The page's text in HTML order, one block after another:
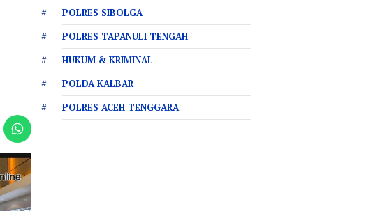
POLRES SIBOLGA
POLRES TAPANULI TENGAH
HUKUM & KRIMINAL
POLDA KALBAR
POLRES ACEH TENGGARA